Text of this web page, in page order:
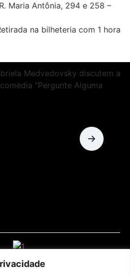
Maria Antônia, 294 e 258 –
na bilheteria com 1 hora